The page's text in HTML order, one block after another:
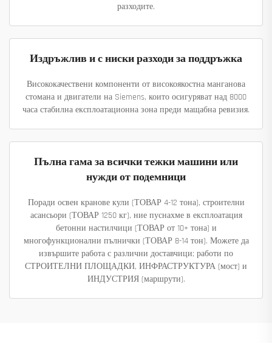
разходите.
Издръжлив и с ниски разходи за поддръжка
Висококачествени компоненти от високоякостна манганова
стомана и двигатели на Siemens, които осигуряват над 8000
часа стабилна експлоатационна зона преди мащабна ревизия.
Пълна гама за всички тежки машини или
нужди от подемници
Поради освен кранове кули (ТОВАР 4-12 тона), строителни
асансьори (ТОВАР 1250 кг), ние пуснахме в експлоатация
бетонни настилчици (ТОВАР от 10+ тона) и
многофункционални пълнички (ТОВАР 8-14 тон). Можете да
извършите работа с различни доставчици; работи по
СТРОИТЕЛНИ ПЛОЩАДКИ, ИНФРАСТРУКТУРА (мост) и
ИНДУСТРИЯ (маршрути).